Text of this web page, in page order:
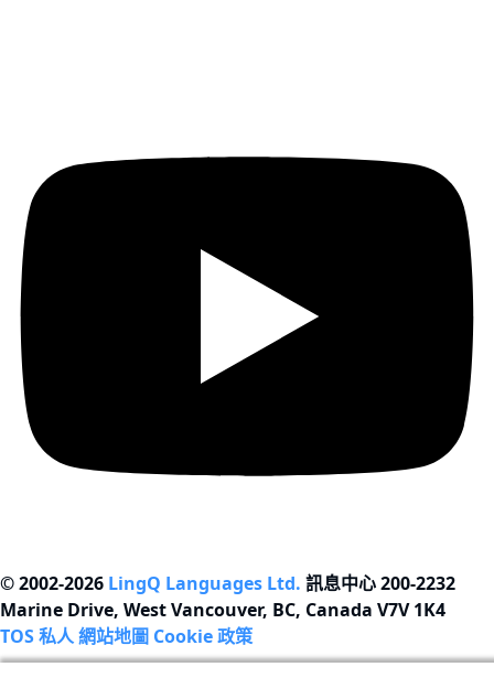
© 2002-2026 LingQ Languages Ltd. 訊息中心 200-2232
Marine Drive, West Vancouver, BC, Canada V7V 1K4
TOS私人網站地圖 Cookie 政策